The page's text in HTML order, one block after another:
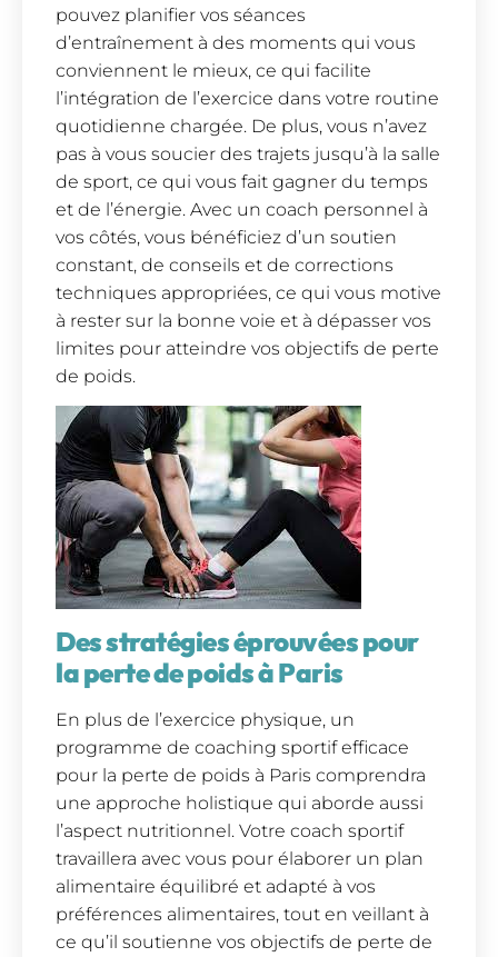
pouvez planifier vos séances
d’entraînement à des moments qui vous
conviennent le mieux, ce qui facilite
l’intégration de l’exercice dans votre routine
quotidienne chargée. De plus, vous n’avez
pas à vous soucier des trajets jusqu’à la salle
de sport, ce qui vous fait gagner du temps
et de l’énergie. Avec un coach personnel à
vos côtés, vous bénéficiez d’un soutien
constant, de conseils et de corrections
techniques appropriées, ce qui vous motive
à rester sur la bonne voie et à dépasser vos
limites pour atteindre vos objectifs de perte
de poids.
Des stratégies éprouvées pour
la perte de poids à Paris
En plus de l’exercice physique, un
programme de coaching sportif efficace
pour la perte de poids à Paris comprendra
une approche holistique qui aborde aussi
l’aspect nutritionnel. Votre coach sportif
travaillera avec vous pour élaborer un plan
alimentaire équilibré et adapté à vos
préférences alimentaires, tout en veillant à
ce qu’il soutienne vos objectifs de perte de